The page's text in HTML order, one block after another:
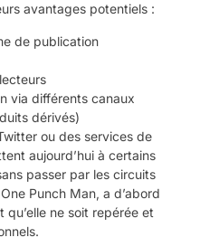
avantages potentiels :
de publication
via différents canaux
dérivés)
ou des services de
aujourd’hui à certains
passer par les circuits
Punch Man, a d’abord
ne soit repérée et